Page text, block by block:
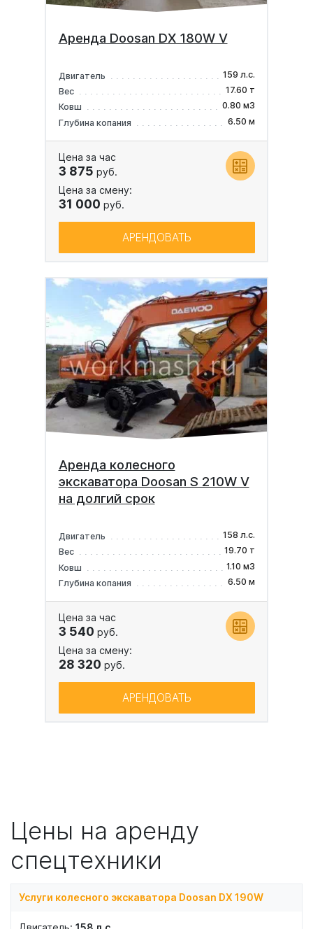
Аренда Doosan DX 180W V
Двигатель
159 л.с.
Вес
17.60 т
Ковш
0.80 м3
Глубина копания
6.50 м
Цена за час
3 875 руб.
Цена за смену:
31 000 руб.
АРЕНДОВАТЬ
Аренда колесного
экскаватора Doosan S 210W V
на долгий срок
Двигатель
158 л.с.
Вес
19.70 т
Ковш
1.10 м3
Глубина копания
6.50 м
Цена за час
3 540 руб.
Цена за смену:
28 320 руб.
АРЕНДОВАТЬ
Цены на аренду
спецтехники
Услуги колесного экскаватора Doosan DX 190W